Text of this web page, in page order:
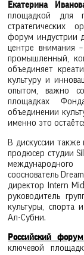
Екатерина
площадкой для
стратегических
форум индустрии
центре внимания
промышленный,
объединяет
культуру и
опытом, важно
площадках
объединении
именно это
В дискуссии также
продюсер студии
международного
сооснователь
директор Intern
руководитель
культуры,
Ал-Субни.
Российский
ключевой